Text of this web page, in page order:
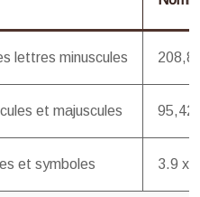
lettres minuscules
et majuscules
et symboles 3.9 x